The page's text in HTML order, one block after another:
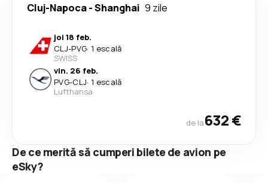
Cluj-Napoca-Shanghai 9 zile
joi 18 feb.
CLJ-PVG· 1 escală
SWISS
vin. 26 feb.
PVG-CLJ· 1 escală
Lufthansa
de la632 €
De ce merită să cumperi bilete de avion pe
eSky?